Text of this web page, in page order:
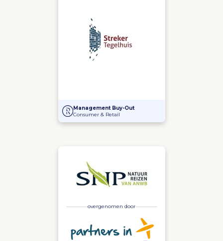
Management Buy-Out bij 't Streker Tegelhuis
Management Buy-Out
Consumer & Retail
overgenomen door